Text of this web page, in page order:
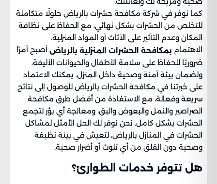
كما نوفر في شركة مكافحة حشرات بالرياض حلولًا متكاملة
للتخلص من الحشرات بشكل نهائي، مع الحفاظ على نظافة
المكان وعدم التأثير على الأثاث أو المواد المنزلية.
الاهتمام بمكافحة الحشرات المنزلية بالرياض أصبح أمرًا
ضروريًا للحفاظ على سلامة الأطفال والحيوانات الأليفة،
ولضمان بيئة آمنة وصحية داخل المنزل. يمكنك الاعتماد
على خبرتنا في مكافحة الحشرات بالرياض للوصول إلى نتائج
سريعة وفعالة، مع الاستفادة من أفضل طرق مكافحة
الصراصير والنمل والبعوض والبق، ومعالجة أي بؤر لتجمع
الحشرات بشكل كامل. نحن نوفر لك الحل الأمثل لمشاكل
الحشرات في المنازل بالرياض، لتعيش في بيئة نظيفة
وصحية دون القلق من أي تلوث أو أضرار صحية.
هل تتوفر خدمات الطوارئ؟